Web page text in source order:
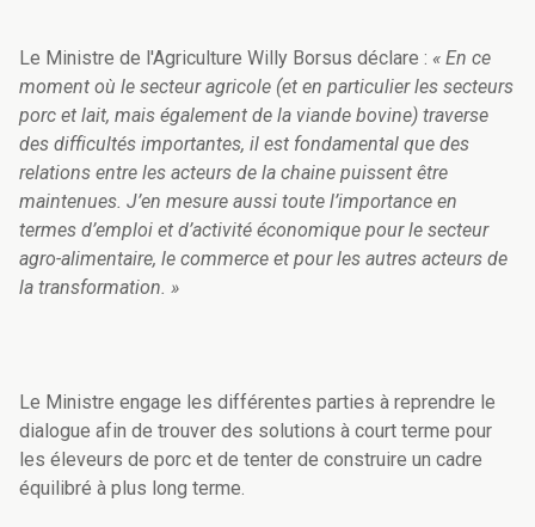
Le Ministre de l'Agriculture Willy Borsus déclare : « En ce
moment où le secteur agricole (et en particulier les secteurs
porc et lait, mais également de la viande bovine) traverse
des difficultés importantes, il est fondamental que des
relations entre les acteurs de la chaine puissent être
maintenues. J’en mesure aussi toute l’importance en
termes d’emploi et d’activité économique pour le secteur
agro-alimentaire, le commerce et pour les autres acteurs de
la transformation. »
Le Ministre engage les différentes parties à reprendre le
dialogue afin de trouver des solutions à court terme pour
les éleveurs de porc et de tenter de construire un cadre
équilibré à plus long terme.